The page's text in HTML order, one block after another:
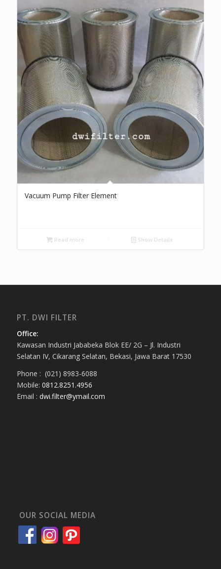
Vacuum Pump Filter Element
Read more Show Details
PT. DWI FILTER
Office:
Kawasan Industri Jababeka Blok EE/ 2G – Jl. Industri
Selatan IV, Cikarang Selatan, Bekasi, Jawa Barat 17530
Phone : (021) 8983-6088
Mobile: 0812.8251.4956
Email : dwi.filter@ymail.com
OUR SOCIAL MEDIA